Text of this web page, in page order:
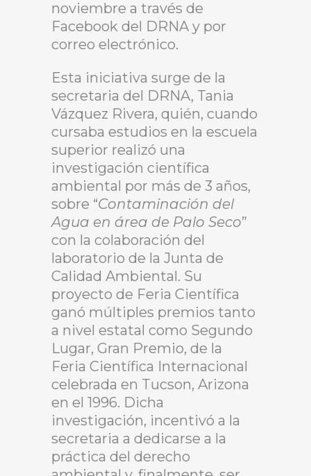
noviembre a través de
Facebook del DRNA y por
correo electrónico.
Esta iniciativa surge de la
secretaria del DRNA, Tania
Vázquez Rivera, quién, cuando
cursaba estudios en la escuela
superior realizó una
investigación científica
ambiental por más de 3 años,
sobre “Contaminación del
Agua en área de Palo Seco”
con la colaboración del
laboratorio de la Junta de
Calidad Ambiental. Su
proyecto de Feria Científica
ganó múltiples premios tanto
a nivel estatal como Segundo
Lugar, Gran Premio, de la
Feria Científica Internacional
celebrada en Tucson, Arizona
en el 1996. Dicha
investigación, incentivó a la
secretaria a dedicarse a la
práctica del derecho